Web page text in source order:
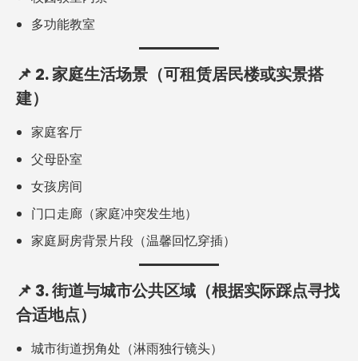
多功能教室
📌 2. 家庭生活场景（可租赁居民楼或实景搭
建）
家庭客厅
父母卧室
女孩房间
门口走廊（家庭冲突发生地）
家庭厨房背景片段（温馨回忆穿插）
📌 3. 街道与城市公共区域（根据实际踩点寻找
合适地点）
城市街道拐角处（淋雨独行镜头）